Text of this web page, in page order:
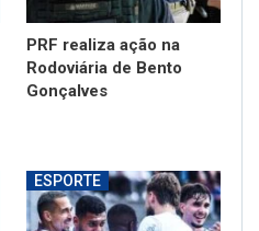
PRF realiza ação na
Rodoviária de Bento
Gonçalves
ESPORTE